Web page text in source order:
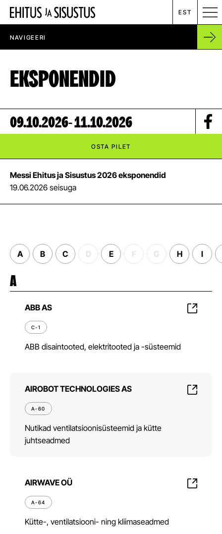
MESSIKALENDER
RENT
ETTEVÕTTEST
UUDISED
KONTAKT
EST
NAVIGEERI
EKSPONENDID
09.10.2026- 11.10.2026
OSTA PILET
Messi Ehitus ja Sisustus 2026 eksponendid
19.06.2026 seisuga
A B C D E F G H I
A
ABB AS
C-1
ABB disaintooted, elektritooted ja -süsteemid
AIROBOT TECHNOLOGIES AS
A-60
Nutikad ventilatsioonisüsteemid ja kütte
juhtseadmed
AIRWAVE OÜ
A-64
Kütte-, ventilatsiooni- ning kliimaseadmed